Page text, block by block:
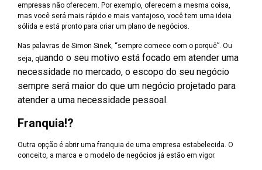
empresas não oferecem. Por exemplo, oferecem a mesma coisa,
mas você será mais rápido e mais vantajoso, você tem uma ideia
sólida e está pronto para criar um plano de negócios.
Nas palavras de Simon Sinek, “sempre comece com o porquê”. Ou
seja, quando o seu motivo está focado em atender uma
necessidade no mercado, o escopo do seu negócio
sempre será maior do que um negócio projetado para
atender a uma necessidade pessoal.
Franquia!?
Outra opção é abrir uma franquia de uma empresa estabelecida. O
conceito, a marca e o modelo de negócios já estão em vigor.